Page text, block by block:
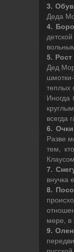
3.
Деда
4.
5.
Дед
теплых
Иногда
всегда
6.
Разве
тем,
7.
внучка
8.
мере, в
9.